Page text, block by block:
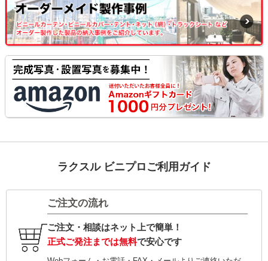
ラクスル ビニプロご利用ガイド
ご注文の流れ
ご注文・相談はネット上で簡単！
正式ご発注までは無料で安心です